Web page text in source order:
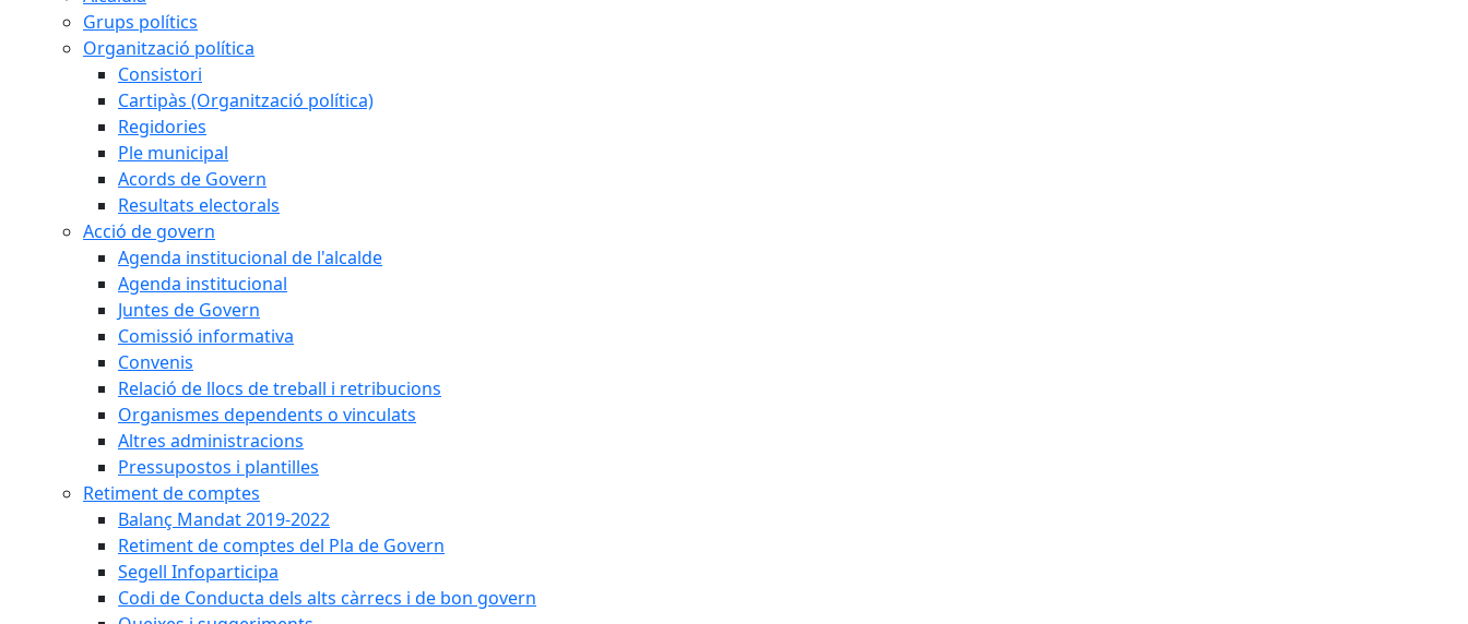
Grups polítics
Organització política
Consistori
Cartipàs (Organització política)
Regidories
Ple municipal
Acords de Govern
Resultats electorals
Acció de govern
Agenda institucional de l'alcalde
Agenda institucional
Juntes de Govern
Comissió informativa
Convenis
Relació de llocs de treball i retribucions
Organismes dependents o vinculats
Altres administracions
Pressupostos i plantilles
Retiment de comptes
Balanç Mandat 2019-2022
Retiment de comptes del Pla de Govern
Segell Infoparticipa
Codi de Conducta dels alts càrrecs i de bon govern